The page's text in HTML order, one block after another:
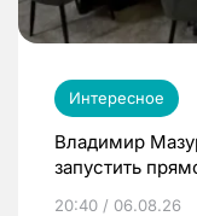
Интересное
Владимир
запустить
20:40 / 06.08.26